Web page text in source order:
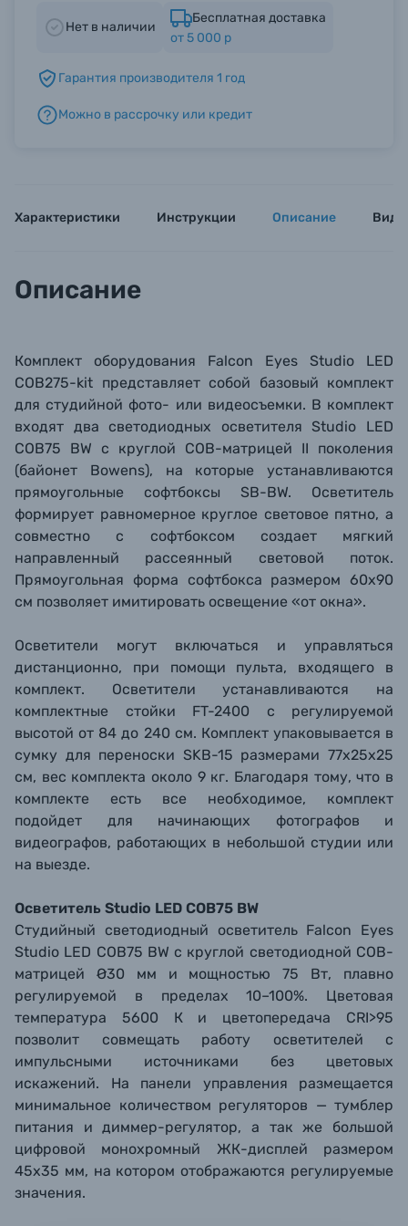
Уценённые товары
Нет в наличии
Бесплатная доставка
от 5 000 р
Гарантия производителя 1 год
Можно в рассрочку или кредит
Характеристики Инструкции Описание
Описание
Комплект оборудования Falcon Eyes Studio LED
COB275-kit представляет собой базовый комплект
для студийной фото- или видеосъемки. В комплект
входят два светодиодных осветителя Studio LED
COB75 BW с круглой COB-матрицей II поколения
(байонет Bowens), на которые устанавливаются
прямоугольные софтбоксы SB-BW. Осветитель
формирует равномерное круглое световое пятно, а
совместно с софтбоксом создает мягкий
направленный рассеянный световой поток.
Прямоугольная форма софтбокса размером 60х90
см позволяет имитировать освещение «от окна».
Осветители могут включаться и управляться
дистанционно, при помощи пульта, входящего в
комплект. Осветители устанавливаются на
комплектные стойки FT-2400 с регулируемой
высотой от 84 до 240 см. Комплект упаковывается в
сумку для переноски SKB-15 размерами 77х25х25
см, вес комплекта около 9 кг. Благодаря тому, что в
комплекте есть все необходимое, комплект
подойдет для начинающих фотографов и
видеографов, работающих в небольшой студии или
на выезде.
Осветитель Studio LED COB75 BW
Студийный светодиодный осветитель Falcon Eyes
Studio LED COB75 BW с круглой светодиодной COB-
матрицей Ø30 мм и мощностью 75 Вт, плавно
регулируемой в пределах 10–100%. Цветовая
температура 5600 К и цветопередача CRI>95
позволит совмещать работу осветителей с
импульсными источниками без цветовых
искажений. На панели управления размещается
минимальное количеством регуляторов — тумблер
питания и диммер-регулятор, а так же большой
цифровой монохромный ЖК-дисплей размером
45х35 мм, на котором отображаются регулируемые
значения.